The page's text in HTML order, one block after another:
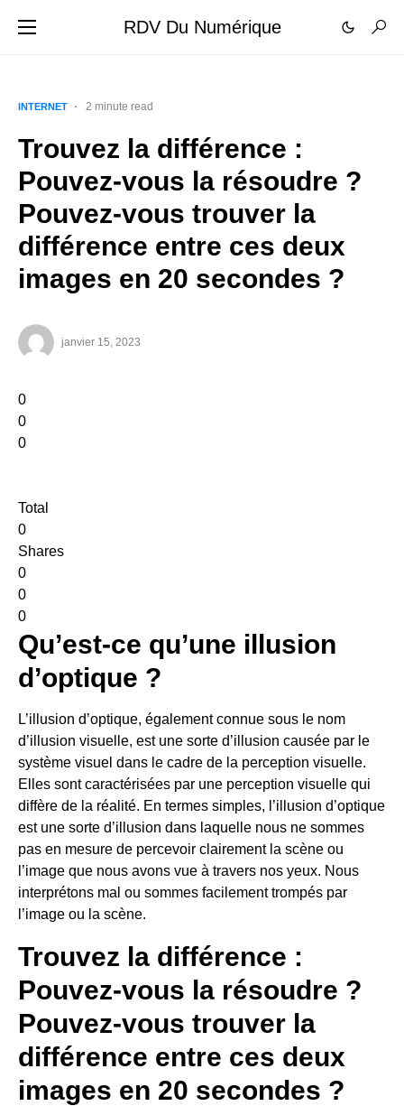
RDV Du Numérique
INTERNET 2 minute read
Trouvez la différence :
Pouvez-vous la résoudre ?
Pouvez-vous trouver la
différence entre ces deux
images en 20 secondes ?
janvier 15, 2023
0
0
0
Total
0
Shares
0
0
0
Qu’est-ce qu’une illusion
d’optique ?
L’illusion d’optique, également connue sous le nom
d’illusion visuelle, est une sorte d’illusion causée par le
système visuel dans le cadre de la perception visuelle.
Elles sont caractérisées par une perception visuelle qui
diffère de la réalité. En termes simples, l’illusion d’optique
est une sorte d’illusion dans laquelle nous ne sommes
pas en mesure de percevoir clairement la scène ou
l’image que nous avons vue à travers nos yeux. Nous
interprétons mal ou sommes facilement trompés par
l’image ou la scène.
Trouvez la différence :
Pouvez-vous la résoudre ?
Pouvez-vous trouver la
différence entre ces deux
images en 20 secondes ?